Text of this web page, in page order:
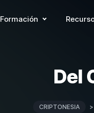
Formación
Del
CRIPTONESIA >